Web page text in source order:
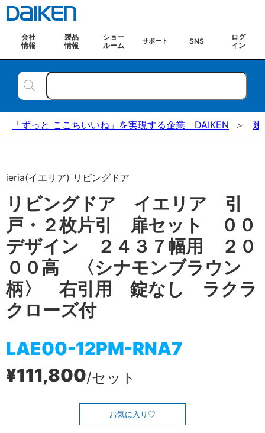
会社
情報
製品
情報
ショー
ルーム
サポート SNS
ログ
イン
「ずっと ここちいいね」を実現する企業 DAIKEN 建
ieria(イエリア) リビングドア
リビングドア イエリア 引
戸・２枚片引 扉セット ００
デザイン ２４３７幅用 ２０
００高 〈シナモンブラウン
柄〉 右引用 錠なし ラクラ
クローズ付
LAE00-12PM-RNA7
¥111,800/セット
お気に入り